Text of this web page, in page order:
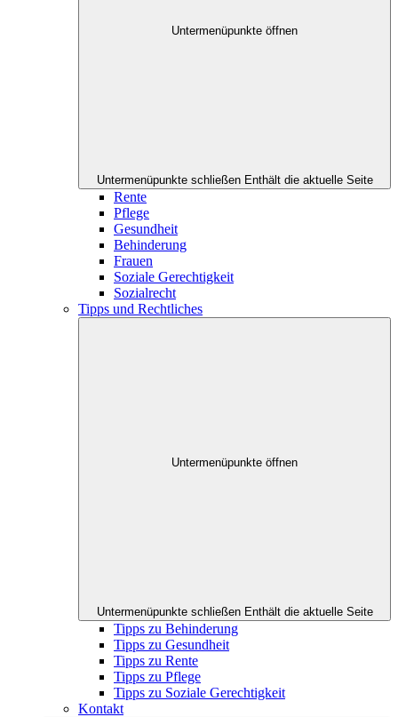
Untermenüpunkte öffnen
Untermenüpunkte schließen Enthält die aktuelle Seite
Rente
Pflege
Gesundheit
Behinderung
Frauen
Soziale Gerechtigkeit
Sozialrecht
Tipps und Rechtliches
Untermenüpunkte öffnen
Untermenüpunkte schließen Enthält die aktuelle Seite
Tipps zu Behinderung
Tipps zu Gesundheit
Tipps zu Rente
Tipps zu Pflege
Tipps zu Soziale Gerechtigkeit
Kontakt